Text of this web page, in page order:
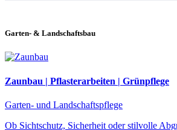
Garten- & Landschaftsbau
Zaunbau | Pflasterarbeiten | Grünpflege
Garten- und Landschaftspflege
Ob Sichtschutz, Sicherheit oder stilvolle